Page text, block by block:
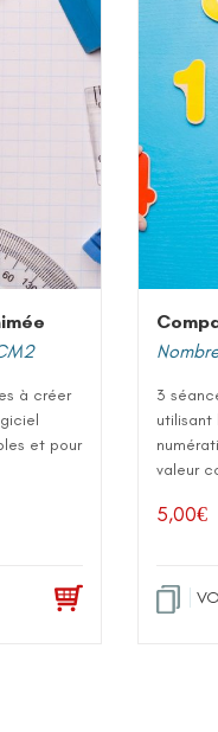
à créer
et pour
3
utilisant
valeur
5,00€